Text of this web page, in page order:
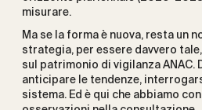
misurare.
Ma se la forma è nuova, resta un
strategia, per essere davvero
sul patrimonio di vigilanza ANAC.
anticipare le tendenze,
sistema. Ed è qui che abbiamo